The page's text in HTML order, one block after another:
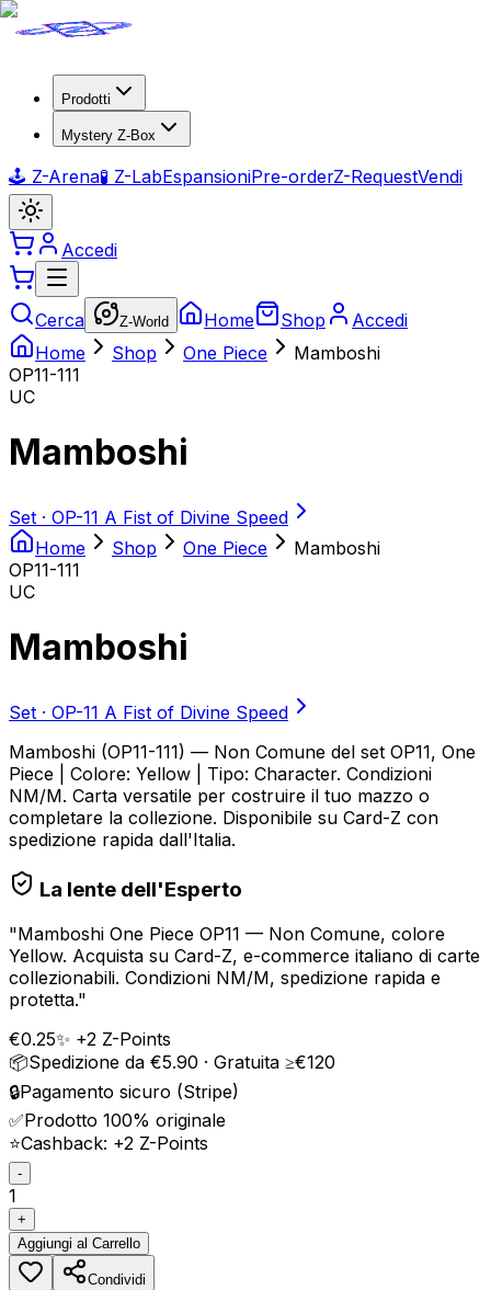
Prodotti
Mystery Z-Box
🕹️ Z-Arena🧪 Z-LabEspansioniPre-orderZ-RequestVendi
Accedi
Cerca Z-World Home Shop
Accedi
Home
Shop One Piece
Mamboshi
OP11-111
UC
Mamboshi
Set · OP-11 A Fist of Divine Speed
Home
Shop One Piece
Mamboshi
OP11-111
UC
Mamboshi
Set · OP-11 A Fist of Divine Speed
Mamboshi (OP11-111) — Non Comune del set OP11, One
Piece | Colore: Yellow | Tipo: Character. Condizioni
NM/M. Carta versatile per costruire il tuo mazzo o
completare la collezione. Disponibile su Card-Z con
spedizione rapida dall'Italia.
La lente dell'Esperto
"Mamboshi One Piece OP11 — Non Comune, colore
Yellow. Acquista su Card-Z, e-commerce italiano di carte
collezionabili. Condizioni NM/M, spedizione rapida e
protetta."
€0.25✨ +2 Z-Points
📦Spedizione da €5.90 · Gratuita ≥€120
🔒Pagamento sicuro (Stripe)
✅Prodotto 100% originale
⭐Cashback: +2 Z-Points
-
1
+
Aggiungi al Carrello
Condividi